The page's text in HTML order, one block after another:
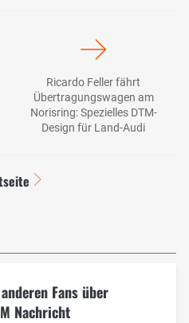
Ricardo Feller fährt
Übertragungswagen am
Norisring: Spezielles DTM-
Design für Land-Audi
Fans über
Nachricht